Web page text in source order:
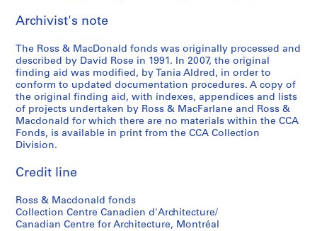
Archivist's note
The Ross & MacDonald fonds was originally processed and
described by David Rose in 1991. In 2007, the original
finding aid was modified, by Tania Aldred, in order to
conform to updated documentation procedures. A copy of
the original finding aid, with indexes, appendices and lists
of projects undertaken by Ross & MacFarlane and Ross &
Macdonald for which there are no materials within the CCA
Fonds, is available in print from the CCA Collection
Division.
Credit line
Ross & Macdonald fonds
Collection Centre Canadien d'Architecture/
Canadian Centre for Architecture, Montréal